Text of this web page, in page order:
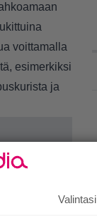
voittamalla
esimerkiksi
ja
Valintasi